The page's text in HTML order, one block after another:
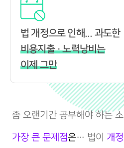
법 개정으로 인해... 과도한
비용지출 · 노력낭비는
이제 그만
좀 오랜기간 공부해야 하는
가장 큰 문제점은… 법이 개